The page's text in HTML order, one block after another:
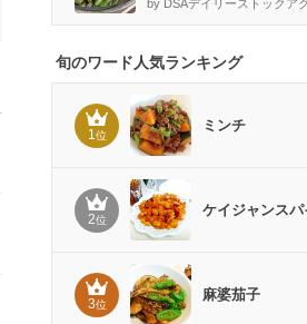
by DSAデイリーストックア
旬のワード人気ランキング
1位
ミンチ
2位
ケイジャンスパ
3位
麻婆茄子